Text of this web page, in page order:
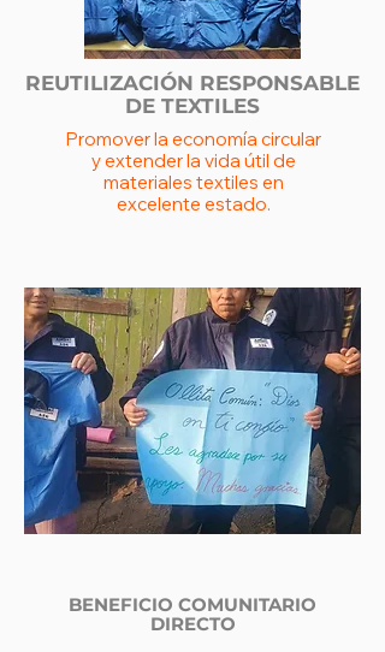
REUTILIZACIÓN RESPONSABLE
DE TEXTILES
Promover la economía circular
y extender la vida útil de
materiales textiles en
excelente estado.
BENEFICIO COMUNITARIO
DIRECTO